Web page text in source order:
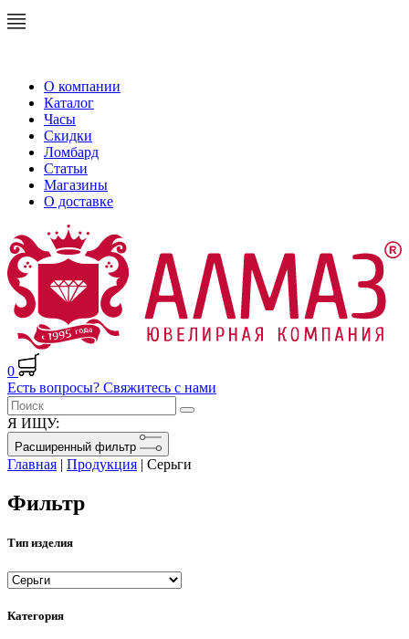
О компании
Каталог
Часы
Скидки
Ломбард
Статьи
Магазины
О доставке
0
Есть вопросы? Свяжитесь с нами
Я ИЩУ:
Расширенный фильтр
Главная | Продукция | Серьги
Фильтр
Тип изделия
Категория